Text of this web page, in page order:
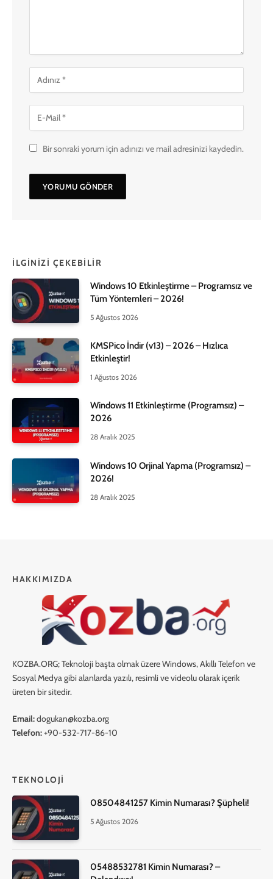
Bir sonraki yorum için adınızı ve mail adresinizi kaydedin.
İLGINIZI ÇEKEBILIR
Windows 10 Etkinleştirme – Programsız ve
Tüm Yöntemleri – 2026!
5 Ağustos 2026
KMSPico İndir (v13) – 2026 – Hızlıca
Etkinleştir!
1 Ağustos 2026
Windows 11 Etkinleştirme (Programsız) –
2026
28 Aralık 2025
Windows 10 Orjinal Yapma (Programsız) –
2026!
28 Aralık 2025
HAKKIMIZDA
KOZBA.ORG; Teknoloji başta olmak üzere Windows, Akıllı Telefon ve
Sosyal Medya gibi alanlarda yazılı, resimli ve videolu olarak içerik
üreten bir sitedir.
Email:dogukan@kozba.org
Telefon:+90-532-717-86-10
TEKNOLOJI
08504841257 Kimin Numarası? Şüpheli!
5 Ağustos 2026
05488532781 Kimin Numarası? –